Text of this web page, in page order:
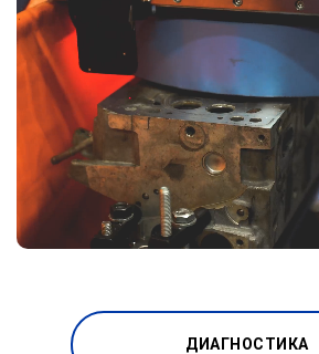
ДИАГНОСТИКА